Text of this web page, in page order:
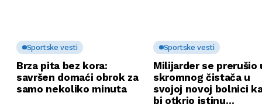
Sportske vesti
Brza pita bez kora:
savršen domaći obrok za
samo nekoliko minuta
Sportske vesti
Milijarder se prerušio
skromnog čistača u
svojoj novoj bolnici
bi otkrio istinu…